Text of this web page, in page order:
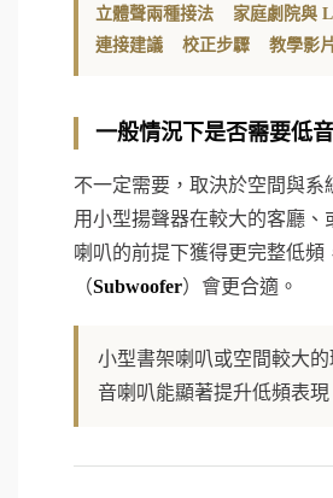
立體聲兩種接法
家庭劇院與
連接建議
校正步驟 教學影片
一般情況下是否需要低
不一定需要，取決於空間與系
用小型揚聲器在較大的客廳、
喇叭的前提下獲得更完整低頻
（Subwoofer）會更合適。
小型書架喇叭或空間較大
音喇叭能顯著提升低頻表現